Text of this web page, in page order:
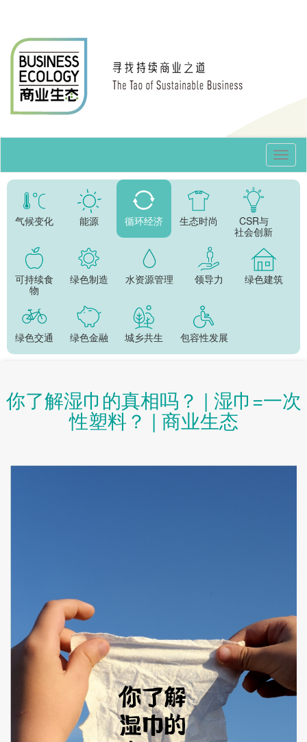
气候变化 能源 循环经济 生态时尚
CSR与
社会创新
可持续食
物
绿色制造 水资源管理 领导力 绿色建筑
绿色交通 绿色金融 城乡共生 包容性发展
你了解湿巾的真相吗？ | 湿巾=一次
性塑料？ | 商业生态